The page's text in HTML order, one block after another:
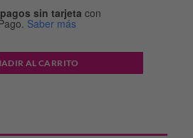
$19.340,30.
sin tarjeta con
Saber más
GEL CORPORAL X 200 G cantidad
AL CARRITO